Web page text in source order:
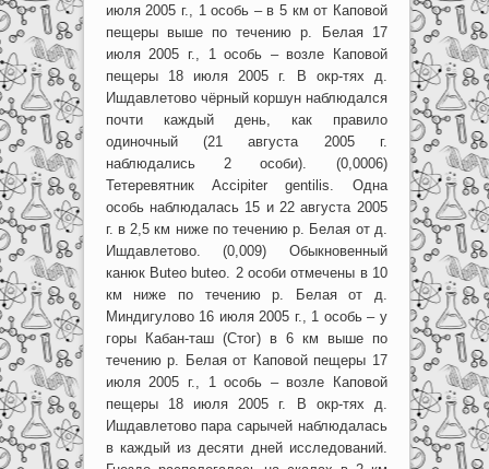
июля 2005 г., 1 особь – в 5 км от Каповой
пещеры выше по течению р. Белая 17
июля 2005 г., 1 особь – возле Каповой
пещеры 18 июля 2005 г. В окр-тях д.
Ишдавлетово чёрный коршун наблюдался
почти каждый день, как правило
одиночный (21 августа 2005 г.
наблюдались 2 особи). (0,0006)
Тетеревятник Accipiter gentilis. Одна
особь наблюдалась 15 и 22 августа 2005
г. в 2,5 км ниже по течению р. Белая от д.
Ишдавлетово. (0,009) Обыкновенный
канюк Buteo buteo. 2 особи отмечены в 10
км ниже по течению р. Белая от д.
Миндигулово 16 июля 2005 г., 1 особь – у
горы Кабан-таш (Стог) в 6 км выше по
течению р. Белая от Каповой пещеры 17
июля 2005 г., 1 особь – возле Каповой
пещеры 18 июля 2005 г. В окр-тях д.
Ишдавлетово пара сарычей наблюдалась
в каждый из десяти дней исследований.